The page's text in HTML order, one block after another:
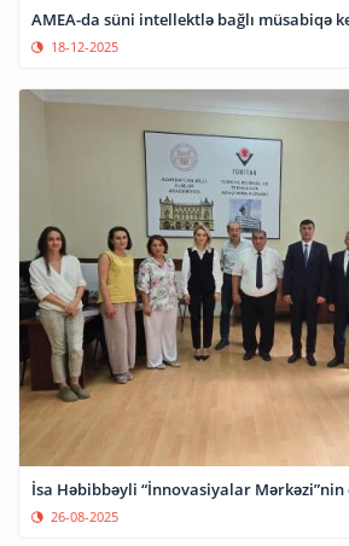
AMEA-da süni intellektlə bağlı müsabiqə
18-12-2025
İsa Həbibbəyli “İnnovasiyalar
26-08-2025